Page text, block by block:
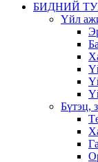
БИДНИЙ
Үйл
Бүтэц,